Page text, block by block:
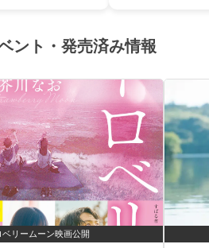
ント・発売済み情報
ベリームーン映画公開